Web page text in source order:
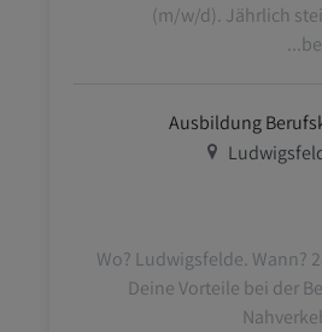
(m/w/d). Jährlich
Ausbildung
Wo? Ludwigsfelde. Wann?
Deine Vorteile bei der